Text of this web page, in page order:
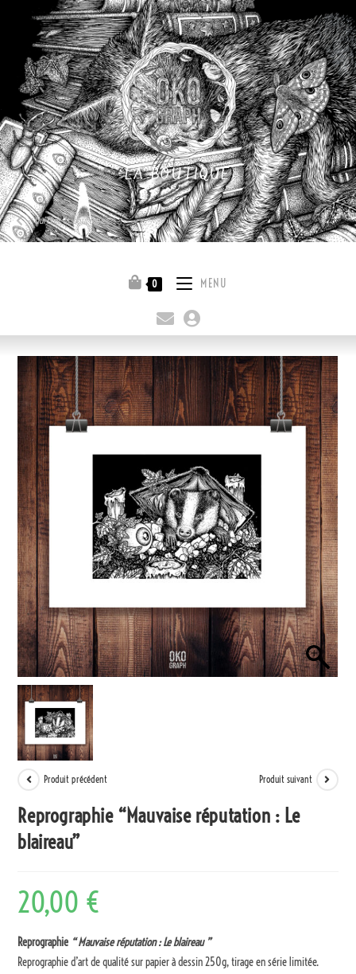
LA BOUTIQUE
Quitter la boutique
0 MENU
Produit précédent Produit suivant
Reprographie “Mauvaise réputation : Le
blaireau”
20,00 €
Reprographie “ Mauvaise réputation : Le blaireau ”
Reprographie d’art de qualité sur papier à dessin 250g, tirage en série limitée.